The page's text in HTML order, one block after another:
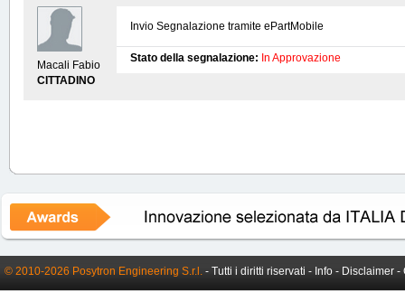
Macali Fabio
CITTADINO
Invio Segnalazione tramite ePartMobile
Stato della segnalazione: In Approvazione
© 2010-2026 Posytron Engineering S.r.l. - Tutti i diritti riservati - Info - Disclaimer -